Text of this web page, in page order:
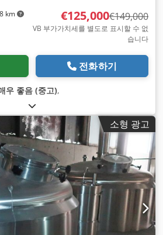
km €125,000€149,000
VB 부가가치세를 별도로 표시할 수 없
습니다
전화하기
우 좋음 (중고),
소형 광고